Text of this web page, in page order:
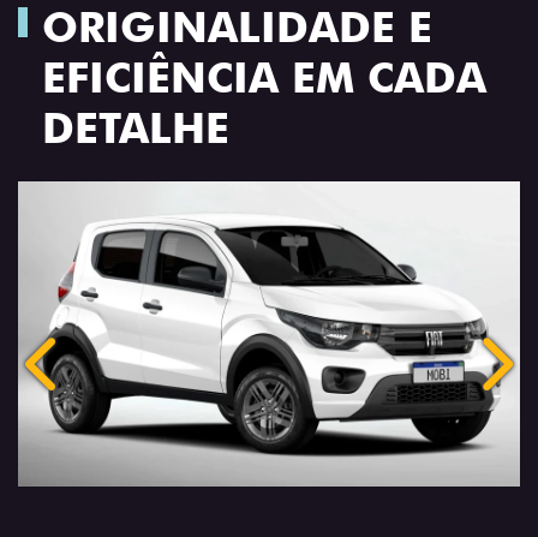
ORIGINALIDADE E
EFICIÊNCIA EM CADA
DETALHE
Anterior